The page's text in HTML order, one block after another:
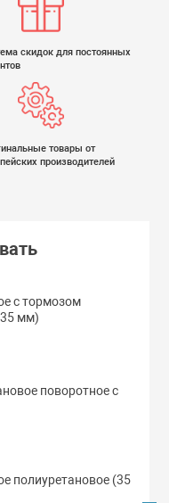
скидок для постоянных
товары от
производителей
с тормозом
мм)
поворотное с
полиуретановое (35